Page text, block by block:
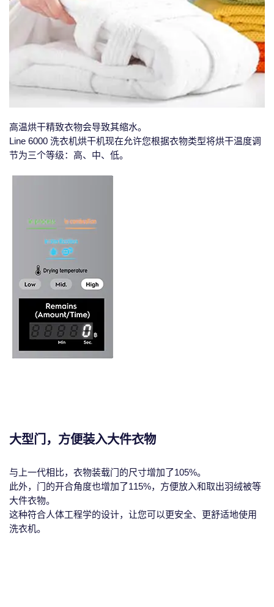
高温烘干精致衣物会导致其缩水。
Line 6000 洗衣机烘干机现在允许您根据衣物类型将烘干温度调
节为三个等级：高、中、低。
大型门，方便装入大件衣物
与上一代相比，衣物装载门的尺寸增加了105%。
此外，门的开合角度也增加了115%，方便放入和取出羽绒被等
大件衣物。
这种符合人体工程学的设计，让您可以更安全、更舒适地使用
洗衣机。